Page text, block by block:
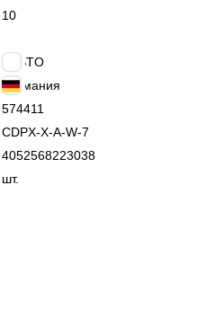
10
FESTO
Германия
574411
CDPX-X-A-W-7
4052568223038
шт.